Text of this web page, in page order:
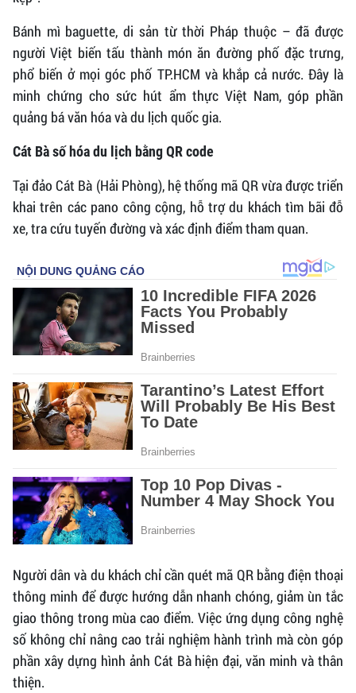
Bánh mì baguette, di sản từ thời Pháp thuộc – đã được
người Việt biến tấu thành món ăn đường phố đặc trưng,
phổ biến ở mọi góc phố TP.HCM và khắp cả nước. Đây là
minh chứng cho sức hút ẩm thực Việt Nam, góp phần
quảng bá văn hóa và du lịch quốc gia.
Cát Bà số hóa du lịch bằng QR code
Tại đảo Cát Bà (Hải Phòng), hệ thống mã QR vừa được triển
khai trên các pano công cộng, hỗ trợ du khách tìm bãi đỗ
xe, tra cứu tuyến đường và xác định điểm tham quan.
Người dân và du khách chỉ cần quét mã QR bằng điện thoại
thông minh để được hướng dẫn nhanh chóng, giảm ùn tắc
giao thông trong mùa cao điểm. Việc ứng dụng công nghệ
số không chỉ nâng cao trải nghiệm hành trình mà còn góp
phần xây dựng hình ảnh Cát Bà hiện đại, văn minh và thân
thiện.